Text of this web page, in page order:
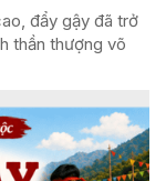
đẩy gậy đã trở
thần thượng võ